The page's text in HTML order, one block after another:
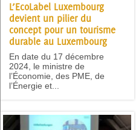
L’EcoLabel Luxembourg
devient un pilier du
concept pour un tourisme
durable au Luxembourg
En date du 17 décembre
2024, le ministre de
l’Économie, des PME, de
l’Énergie et...